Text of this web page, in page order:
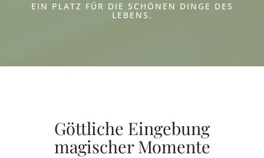
EIN PLATZ FÜR DIE SCHÖNEN DINGE DES
LEBENS.
Göttliche Eingebung
magischer Momente